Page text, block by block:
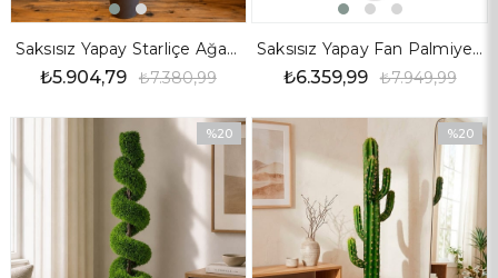
Saksısız Yapay Starliçe Ağaç 170 cm
₺5.904,79 ₺7.380,99
Saksısız Yapay Fan Palmiye Ağaç 170 cm
₺6.359,99 ₺7.949,99
%20
İndirim
%20İndirim
%20
İndirim